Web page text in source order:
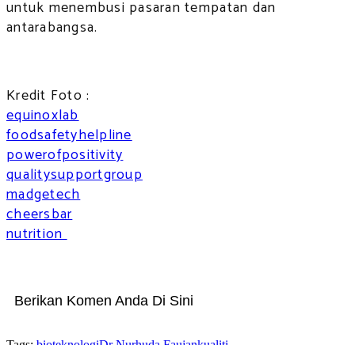
untuk menembusi pasaran tempatan dan
antarabangsa.
Kredit Foto :
equinoxlab
foodsafetyhelpline
powerofpositivity
qualitysupportgroup
madgetech
cheersbar
nutrition
Berikan Komen Anda Di Sini